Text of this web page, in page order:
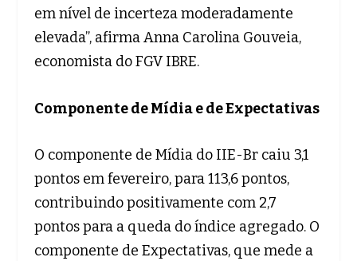
em nível de incerteza moderadamente
elevada”, afirma Anna Carolina Gouveia,
economista do FGV IBRE.
Componente de Mídia e de Expectativas
O componente de Mídia do IIE-Br caiu 3,1
pontos em fevereiro, para 113,6 pontos,
contribuindo positivamente com 2,7
pontos para a queda do índice agregado. O
componente de Expectativas, que mede a